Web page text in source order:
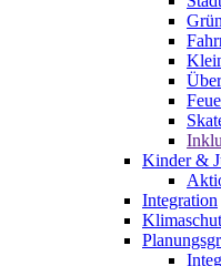
Kinder &
Integration